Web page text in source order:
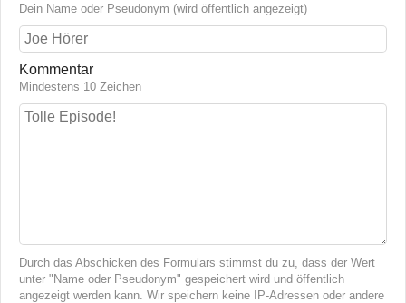
Dein Name oder Pseudonym (wird öffentlich angezeigt)
Kommentar
Mindestens 10 Zeichen
Durch das Abschicken des Formulars stimmst du zu, dass der Wert
unter "Name oder Pseudonym" gespeichert wird und öffentlich
angezeigt werden kann. Wir speichern keine IP-Adressen oder andere